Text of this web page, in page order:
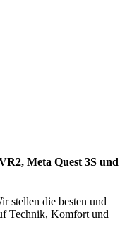
Meta Quest 3S und
stellen die besten und
Technik, Komfort und